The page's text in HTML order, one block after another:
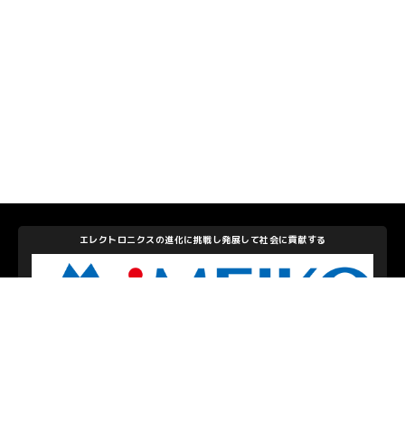
エレクトロニクスの進化に挑戦し発展して社会に貢献する